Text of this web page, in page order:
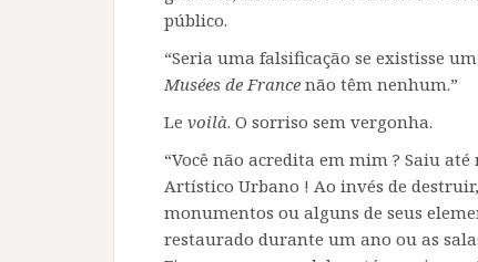
público.
“Seria uma falsificação se existisse
Musées de France não têm nenhum.”
Le voilà. O sorriso sem vergonha.
“Você não acredita em mim ? Saiu
Artístico Urbano ! Ao invés de
monumentos ou alguns de seus
restaurado durante um ano ou as